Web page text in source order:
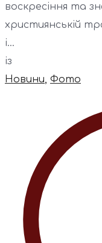
воскресіння та
християнській
і...
із
Новини Фото